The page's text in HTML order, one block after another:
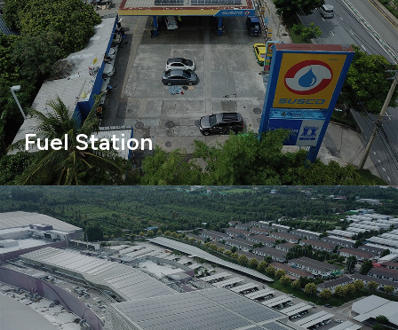
Fuel Station